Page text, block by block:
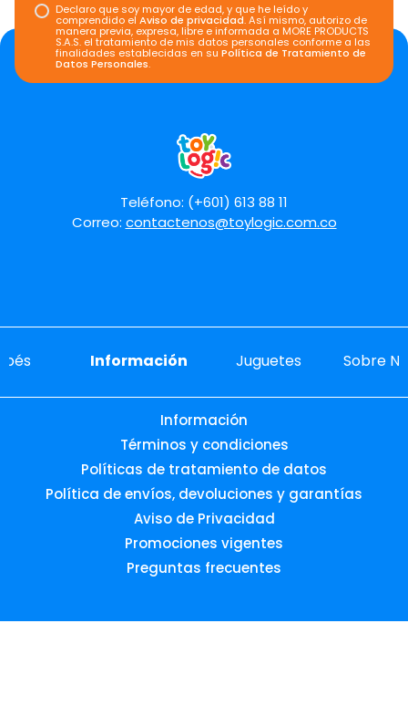
Declaro que soy mayor de edad, y que he leído y
comprendido elAviso de privacidad. Así mismo, autorizo de
manera previa, expresa, libre e informada a MORE PRODUCTS
S.A.S. el tratamiento de mis datos personales conforme a las
finalidades establecidas en suPolítica de Tratamiento de
Datos Personales.
Teléfono: (+601) 613 88 11
Correo: contactenos@toylogic.com.co
Información Juguetes Sobre
Información
Términos y condiciones
Políticas de tratamiento de datos
Política de envíos, devoluciones y garantías
Aviso de Privacidad
Promociones vigentes
Preguntas frecuentes